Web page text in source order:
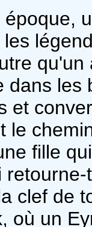
dans
et
le
fille
clef de
où un